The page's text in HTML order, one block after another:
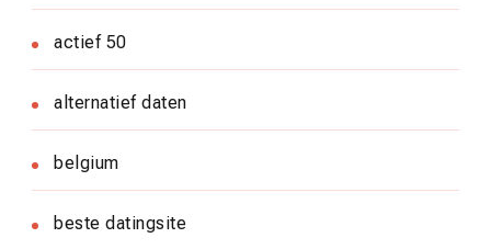
actief 50
alternatief daten
belgium
beste datingsite